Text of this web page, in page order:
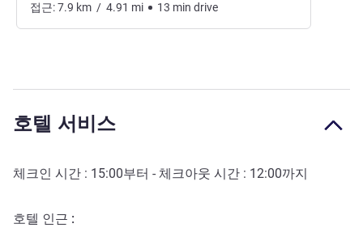
접근:7.9 km / 4.91 mi 13 min drive
호텔 서비스
체크인 시간 : 15:00부터 - 체크아웃 시간 : 12:00까지
호텔 인근